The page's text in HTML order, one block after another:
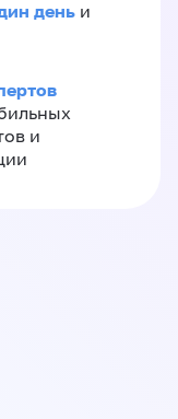
день и
и